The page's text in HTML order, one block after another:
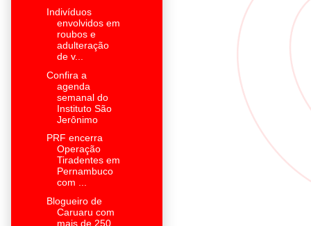
Indivíduos
envolvidos em
roubos e
adulteração
de v...
Confira a
agenda
semanal do
Instituto São
Jerônimo
PRF encerra
Operação
Tiradentes em
Pernambuco
com ...
Blogueiro de
Caruaru com
mais de 250